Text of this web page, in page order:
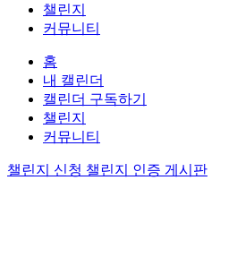
챌린지
커뮤니티
홈
내 캘린더
캘린더 구독하기
챌린지
커뮤니티
챌린지 신청 챌린지 인증 게시판